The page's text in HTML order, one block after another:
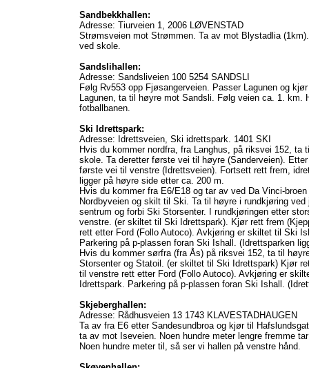
Sandbekkhallen:
Adresse: Tiurveien 1, 2006 LØVENSTAD
Strømsveien mot Strømmen. Ta av mot Blystadlia
ved skole.
Sandslihallen:
Adresse: Sandsliveien 100 5254 SANDSLI
Følg Rv553 opp Fjøsangerveien. Passer Lagunen og
Lagunen, ta til høyre mot Sandsli. Følg veien ca. 1. km.
fotballbanen.
Ski Idrettspark:
Adresse: Idrettsveien, Ski idrettspark. 1401 SKI
Hvis du kommer nordfra, fra Langhus, på riksvei 152, ta
skole. Ta deretter første vei til høyre (Sanderveien).
første vei til venstre (Idrettsveien). Fortsett rett frem,
ligger på høyre side etter ca. 200 m.
Hvis du kommer fra E6/E18 og tar av ved Da Vinci-
Nordbyveien og skilt til Ski. Ta til høyre i rundkjøring ved
sentrum og forbi Ski Storsenter. I rundkjøringen etter
venstre. (er skiltet til Ski Idrettspark). Kjør rett frem
rett etter Ford (Follo Autoco). Avkjøring er skiltet til Ski
Parkering på p-plassen foran Ski Ishall. (Idrettsparken
Hvis du kommer sørfra (fra Ås) på riksvei 152, ta til
Storsenter og Statoil. (er skiltet til Ski Idrettspark) Kjør
til venstre rett etter Ford (Follo Autoco). Avkjøring er
Idrettspark. Parkering på p-plassen foran Ski Ishall.
Skjeberghallen:
Adresse: Rådhusveien 13 1743 KLAVESTADHAUGEN
Ta av fra E6 etter Sandesundbroa og kjør til
ta av mot Iseveien. Noen hundre meter lengre fremme
Noen hundre meter til, så ser vi hallen på venstre hånd.